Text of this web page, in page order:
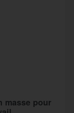
masse pour